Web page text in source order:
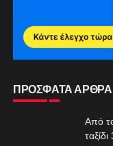
ΠΡΟΣΦΑΤΑ ΑΡΘΡΑ
Από